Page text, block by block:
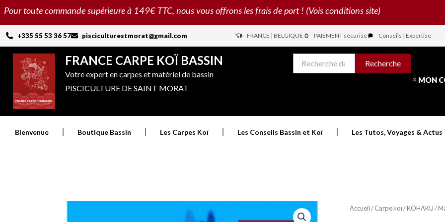
Aller
contenu
Pour toute commande supérieure à 149€ TTC, nous vous offrons les frais de port ! (Vois conditions site)
+335 55 53 36 57 pisciculturestmorat@gmail.com FRANCE | BELGIQUE PAIEMENT sécurisé Conseils | Expertise
FRANCE CARPE KOÏ BASSIN
Votre expert en carpes et matériel de bassin
PISCICULTURE DE SAINT MORAT
pour :
Recherche
MON
Bienvenue Boutique Bassin Les Carpes Koï Les Conseils Bassin et Koï Les Tutos, Voyages & Actus
Accueil/Carpe koï/KOHAKU/